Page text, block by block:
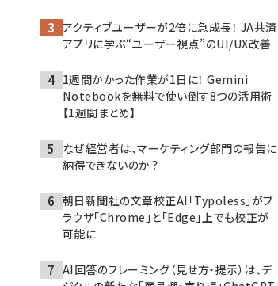
アクティブユーザーが2倍に急成長！ JA共済
アプリに学ぶ“ユーザー視点”のUI/UX改善
1週間かかった作業が1日に！ Gemini
Notebookを無料で使い倒す8つの活用術
【1週間まとめ】
なぜ経営者は、マーケティング部門の報告に
納得できないのか？
朝日新聞社の文章校正AI「Typoless」がブ
ラウザ「Chrome」と「Edge」上でも校正が
可能に
AI回答のフレーミング（見せ方・提示）は、デ